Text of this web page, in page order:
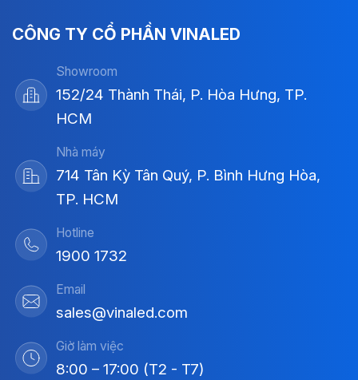
CÔNG TY CỔ PHẦN VINALED
Showroom
152/24 Thành Thái, P. Hòa Hưng, TP.
HCM
Nhà máy
714 Tân Kỳ Tân Quý, P. Bình Hưng Hòa,
TP. HCM
Hotline
1900 1732
Email
sales@vinaled.com
Giờ làm việc
8:00 – 17:00 (T2 - T7)